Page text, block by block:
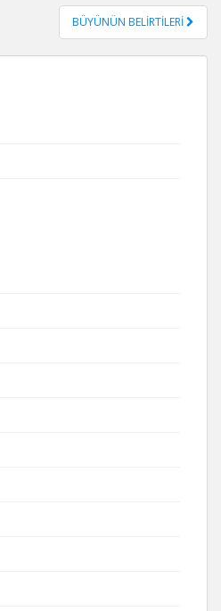
BÜYÜNÜN BELİRTİLERİ